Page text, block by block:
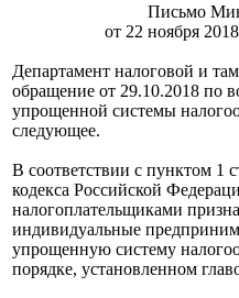
Письмо
от 22 ноября
Департамент налоговой и
обращение от 29.10.2018 по
упрощенной системы
следующее.
В соответствии с пунктом 1
кодекса Российской
налогоплательщиками
индивидуальные
упрощенную систему
порядке, установленном